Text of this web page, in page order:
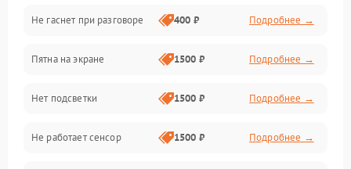
Зарядка
Проблемы с питанием, зарядкой и аккумулятором
Проблемы с работой системы, корпусом и другие
Не гаснет при разговоре 400 ₽ Подробнее →
Пятна на экране 1500 ₽ Подробнее →
Нет подсветки 1500 ₽ Подробнее →
Не работает сенсор 1500 ₽ Подробнее →